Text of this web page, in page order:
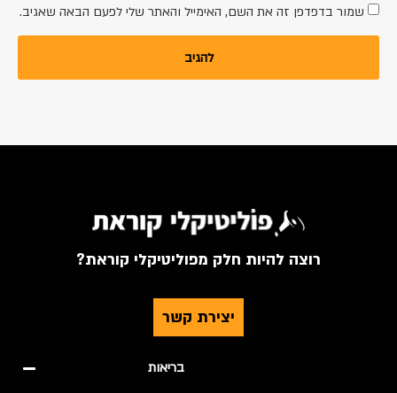
שמור בדפדפן זה את השם, האימייל והאתר שלי לפעם הבאה שאגיב.
רוצה להיות חלק מפוליטיקלי קוראת?
יצירת קשר
בריאות